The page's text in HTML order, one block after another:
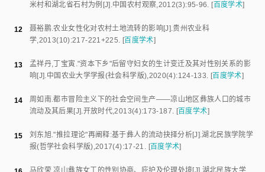
米村和湖北省石村为例 [J].中国农村观察,2012(3):95-96. [百度学术]
12 聂裕鹏.农业女性化对农村土地流转的影响 [J].贵州农业科
学,2013(10):217-221+225. [百度学术]
13 孟祥丹, 丁宝寅 ."资本下乡"后留守妇女的生计变迁及其对性别关系的影
响 [J].中国农业大学学报(社会科学版),2020(4):124-133. [百度学术]
14 周如南.都市冒险主义下的社会空间生产——凉山地区彝族人口的城市
流动及其后果[J].开放时代,2013(4):173-187. [百度学术]
15 刘东旭."推拉理论"再阐释:基于彝人的流动抉择分析[J].湖北民族学院学
报(哲学社会科学版),2017(4):17-21 . [百度学术]
马欣荣 凉山彝族女工的性别协商、庇护及伦理处境 [J]. 湖北民族大学